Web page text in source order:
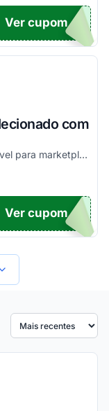
OFF
Ver cupom
com
Válido para lista selecionada. Não aplicável para marketplace. Aproveite!
FF
Ver cupom
Ordenar por